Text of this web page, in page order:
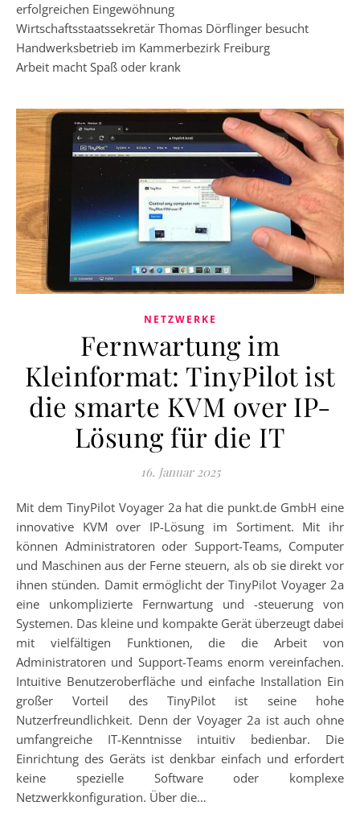
erfolgreichen Eingewöhnung
Wirtschaftsstaatssekretär Thomas Dörflinger besucht
Handwerksbetrieb im Kammerbezirk Freiburg
Arbeit macht Spaß oder krank
NETZWERKE
Fernwartung im
Kleinformat: TinyPilot ist
die smarte KVM over IP-
Lösung für die IT
16. Januar 2025
Mit dem TinyPilot Voyager 2a hat die punkt.de GmbH eine
innovative KVM over IP-Lösung im Sortiment. Mit ihr
können Administratoren oder Support-Teams, Computer
und Maschinen aus der Ferne steuern, als ob sie direkt vor
ihnen stünden. Damit ermöglicht der TinyPilot Voyager 2a
eine unkomplizierte Fernwartung und -steuerung von
Systemen. Das kleine und kompakte Gerät überzeugt dabei
mit vielfältigen Funktionen, die die Arbeit von
Administratoren und Support-Teams enorm vereinfachen.
Intuitive Benutzeroberfläche und einfache Installation Ein
großer Vorteil des TinyPilot ist seine hohe
Nutzerfreundlichkeit. Denn der Voyager 2a ist auch ohne
umfangreiche IT-Kenntnisse intuitiv bedienbar. Die
Einrichtung des Geräts ist denkbar einfach und erfordert
keine spezielle Software oder komplexe
Netzwerkkonfiguration. Über die…